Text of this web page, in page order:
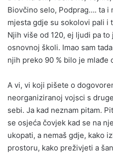
Biovčino selo, Podprag…. ta i
mjesta gdje su sokolovi pali i
Njih više od 120, ej ljudi pa
osnovnoj školi. Imao sam
njih preko 90 % bilo je mlađe
A vi, vi koji pišete o
neorganiziranoj vojsci s
sebi. Ja kad neznam pitam.
se osjeća čovjek kad se na
ukopati, a nemaš gdje, kako
prostoru, kako preživjeti a